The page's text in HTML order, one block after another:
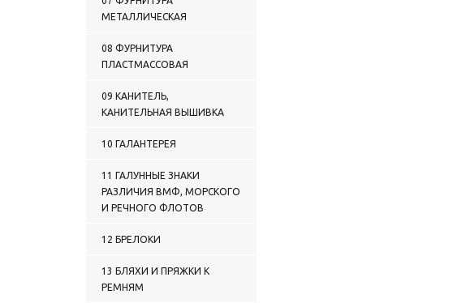
ПРОСТЫЕ
ВЫШИТЫЕ
0123 ГАЛСТУКИ-
0124 ГАЛСТУКИ-
САМОВЯЗЫ ФОРМЕННЫЕ С
0125 ГАЛСТУКИ ЖЕНСКИЕ
0128 БЕЛЬЕ ЛЕТНЕЕ
0130 БЕЛЬЕ ЖЕНСКОЕ
КАМУФЛИРОВАННЫЕ и
МЕТАЛЛИЧЕСКАЯ
08 ФУРНИТУРА
ПЛАСТМАССОВАЯ
09 КАНИТЕЛЬ,
КАНИТЕЛЬНАЯ ВЫШИВКА
10 ГАЛАНТЕРЕЯ
11 ГАЛУННЫЕ ЗНАКИ
РАЗЛИЧИЯ ВМФ, МОРСКОГО
И РЕЧНОГО ФЛОТОВ
12 БРЕЛОКИ
13 БЛЯХИ И ПРЯЖКИ К
РЕМНЯМ